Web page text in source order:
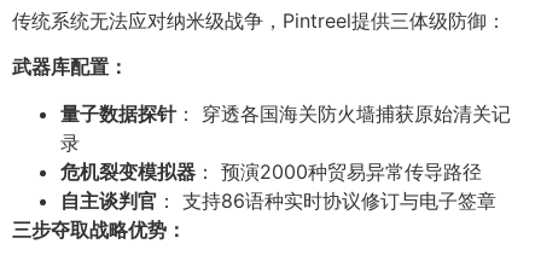
传统系统无法应对纳米级战争，Pintreel提供三体级防御：
武器库配置：
量子数据探针： 穿透各国海关防火墙捕获原始清关记
录
危机裂变模拟器 ： 预演2000种贸易异常传导路径
自主谈判官 ： 支持86语种实时协议修订与电子签章
三步夺取战略优势：